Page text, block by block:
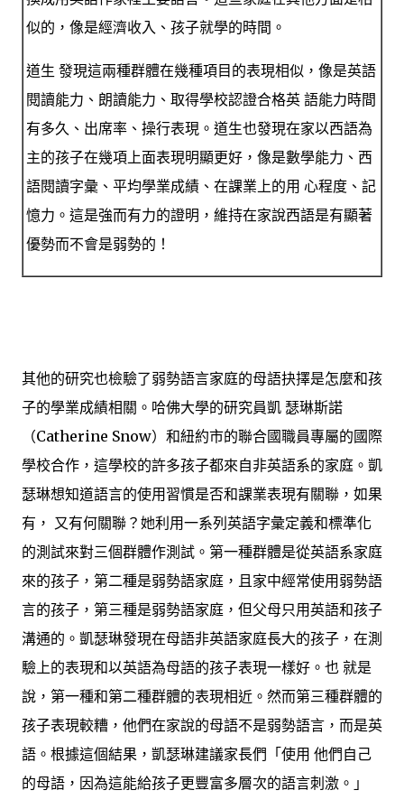
似的，像是經濟收入、孩子就學的時間。
道生 發現這兩種群體在幾種項目的表現相似，像是英語
閱讀能力、朗讀能力、取得學校認證合格英 語能力時間
有多久、出席率、操行表現。道生也發現在家以西語為
主的孩子在幾項上面表現明顯更好，像是數學能力、西
語閱讀字彙、平均學業成績、在課業上的用 心程度、記
憶力。這是強而有力的證明，維持在家說西語是有顯著
優勢而不會是弱勢的！
其他的研究也檢驗了弱勢語言家庭的母語抉擇是怎麼和孩
子的學業成績相關。哈佛大學的研究員凱 瑟琳斯諾
（Catherine Snow）和紐約市的聯合國職員專屬的國際
學校合作，這學校的許多孩子都來自非英語系的家庭。凱
瑟琳想知道語言的使用習慣是否和課業表現有關聯，如果
有， 又有何關聯？她利用一系列英語字彙定義和標準化
的測試來對三個群體作測試。第一種群體是從英語系家庭
來的孩子，第二種是弱勢語家庭，且家中經常使用弱勢語
言的孩子，第三種是弱勢語家庭，但父母只用英語和孩子
溝通的。凱瑟琳發現在母語非英語家庭長大的孩子，在測
驗上的表現和以英語為母語的孩子表現一樣好。也 就是
說，第一種和第二種群體的表現相近。然而第三種群體的
孩子表現較糟，他們在家說的母語不是弱勢語言，而是英
語。根據這個結果，凱瑟琳建議家長們「使用 他們自己
的母語，因為這能給孩子更豐富多層次的語言刺激。」